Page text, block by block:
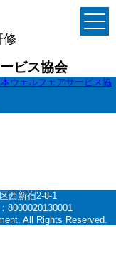
修
ビス協会
ウェルフェアサービス協
西新宿2-8-1
8000020130001
All Rights Reserved.